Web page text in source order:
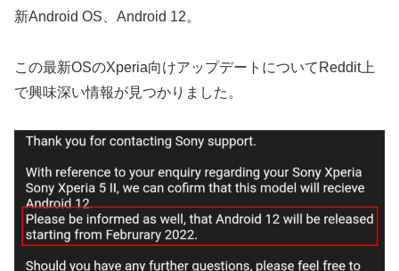
新Android OS、Android 12。
この最新OSのXperia向けアップデートについてReddit上
で興味深い情報が見つかりました。